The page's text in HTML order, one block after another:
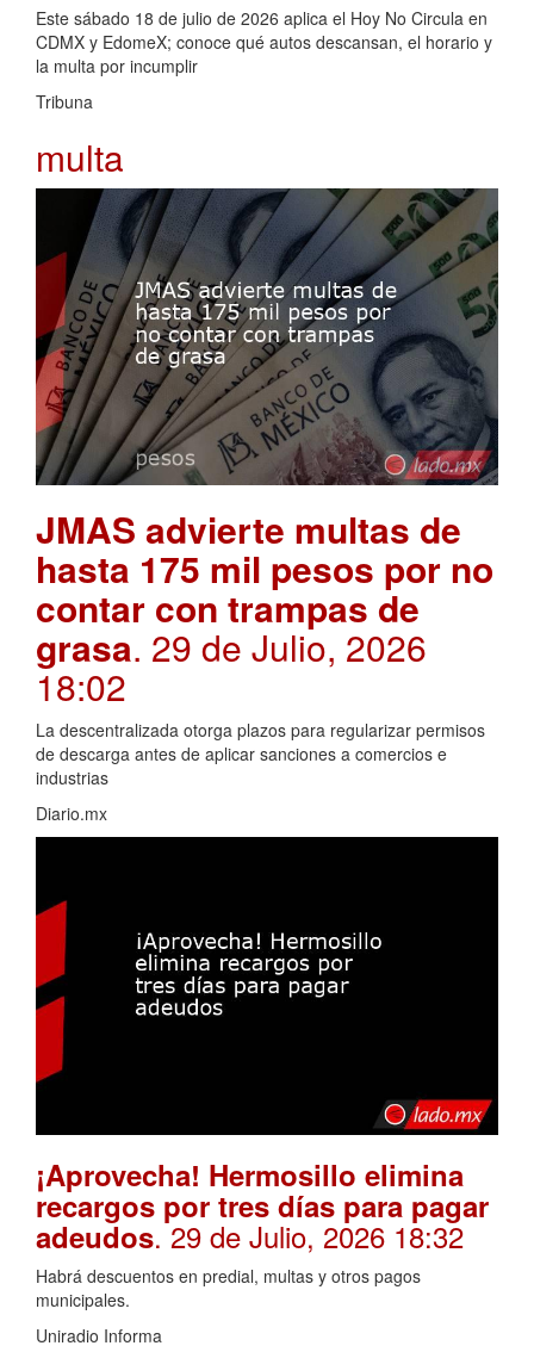
Este sábado 18 de julio de 2026 aplica el Hoy No Circula en
CDMX y EdomeX; conoce qué autos descansan, el horario y
la multa por incumplir
Tribuna
multa
JMAS advierte multas de
hasta 175 mil pesos por no
contar con trampas de
grasa. 29 de Julio, 2026
18:02
La descentralizada otorga plazos para regularizar permisos
de descarga antes de aplicar sanciones a comercios e
industrias
Diario.mx
¡Aprovecha! Hermosillo elimina
recargos por tres días para pagar
adeudos. 29 de Julio, 2026 18:32
Habrá descuentos en predial, multas y otros pagos
municipales.
Uniradio Informa